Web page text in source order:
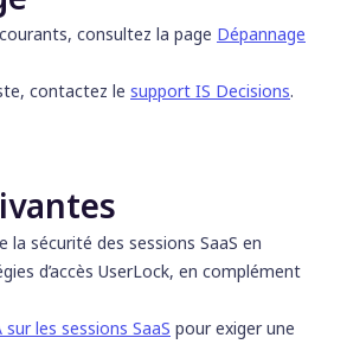
consultez la page Dépannage
contactez le support IS Decisions.
la sécurité des sessions SaaS en
d’accès UserLock, en complément
les sessions SaaS pour exiger une